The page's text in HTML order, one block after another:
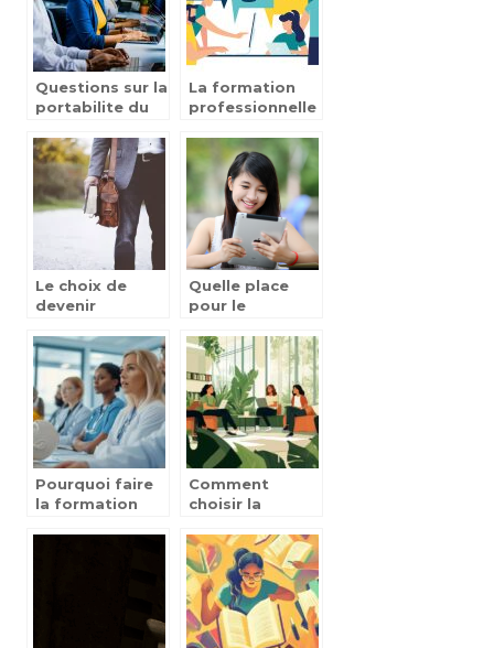
Questions sur la
portabilite du
La formation
professionnelle
moyen de
trouver du
travail en 2022
?
Le choix de
devenir
quelles sont les
différentes
étapes ?
Quelle place
pour le
l’enseignement
aujourd’hui ?
Pourquoi faire
la formation
Comment
choisir la
de commerce
orientée
développement
durable?